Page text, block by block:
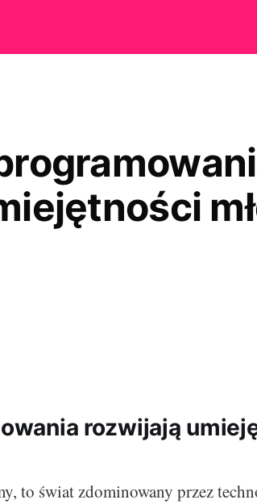
rozwijają
to świat zdominowany przez